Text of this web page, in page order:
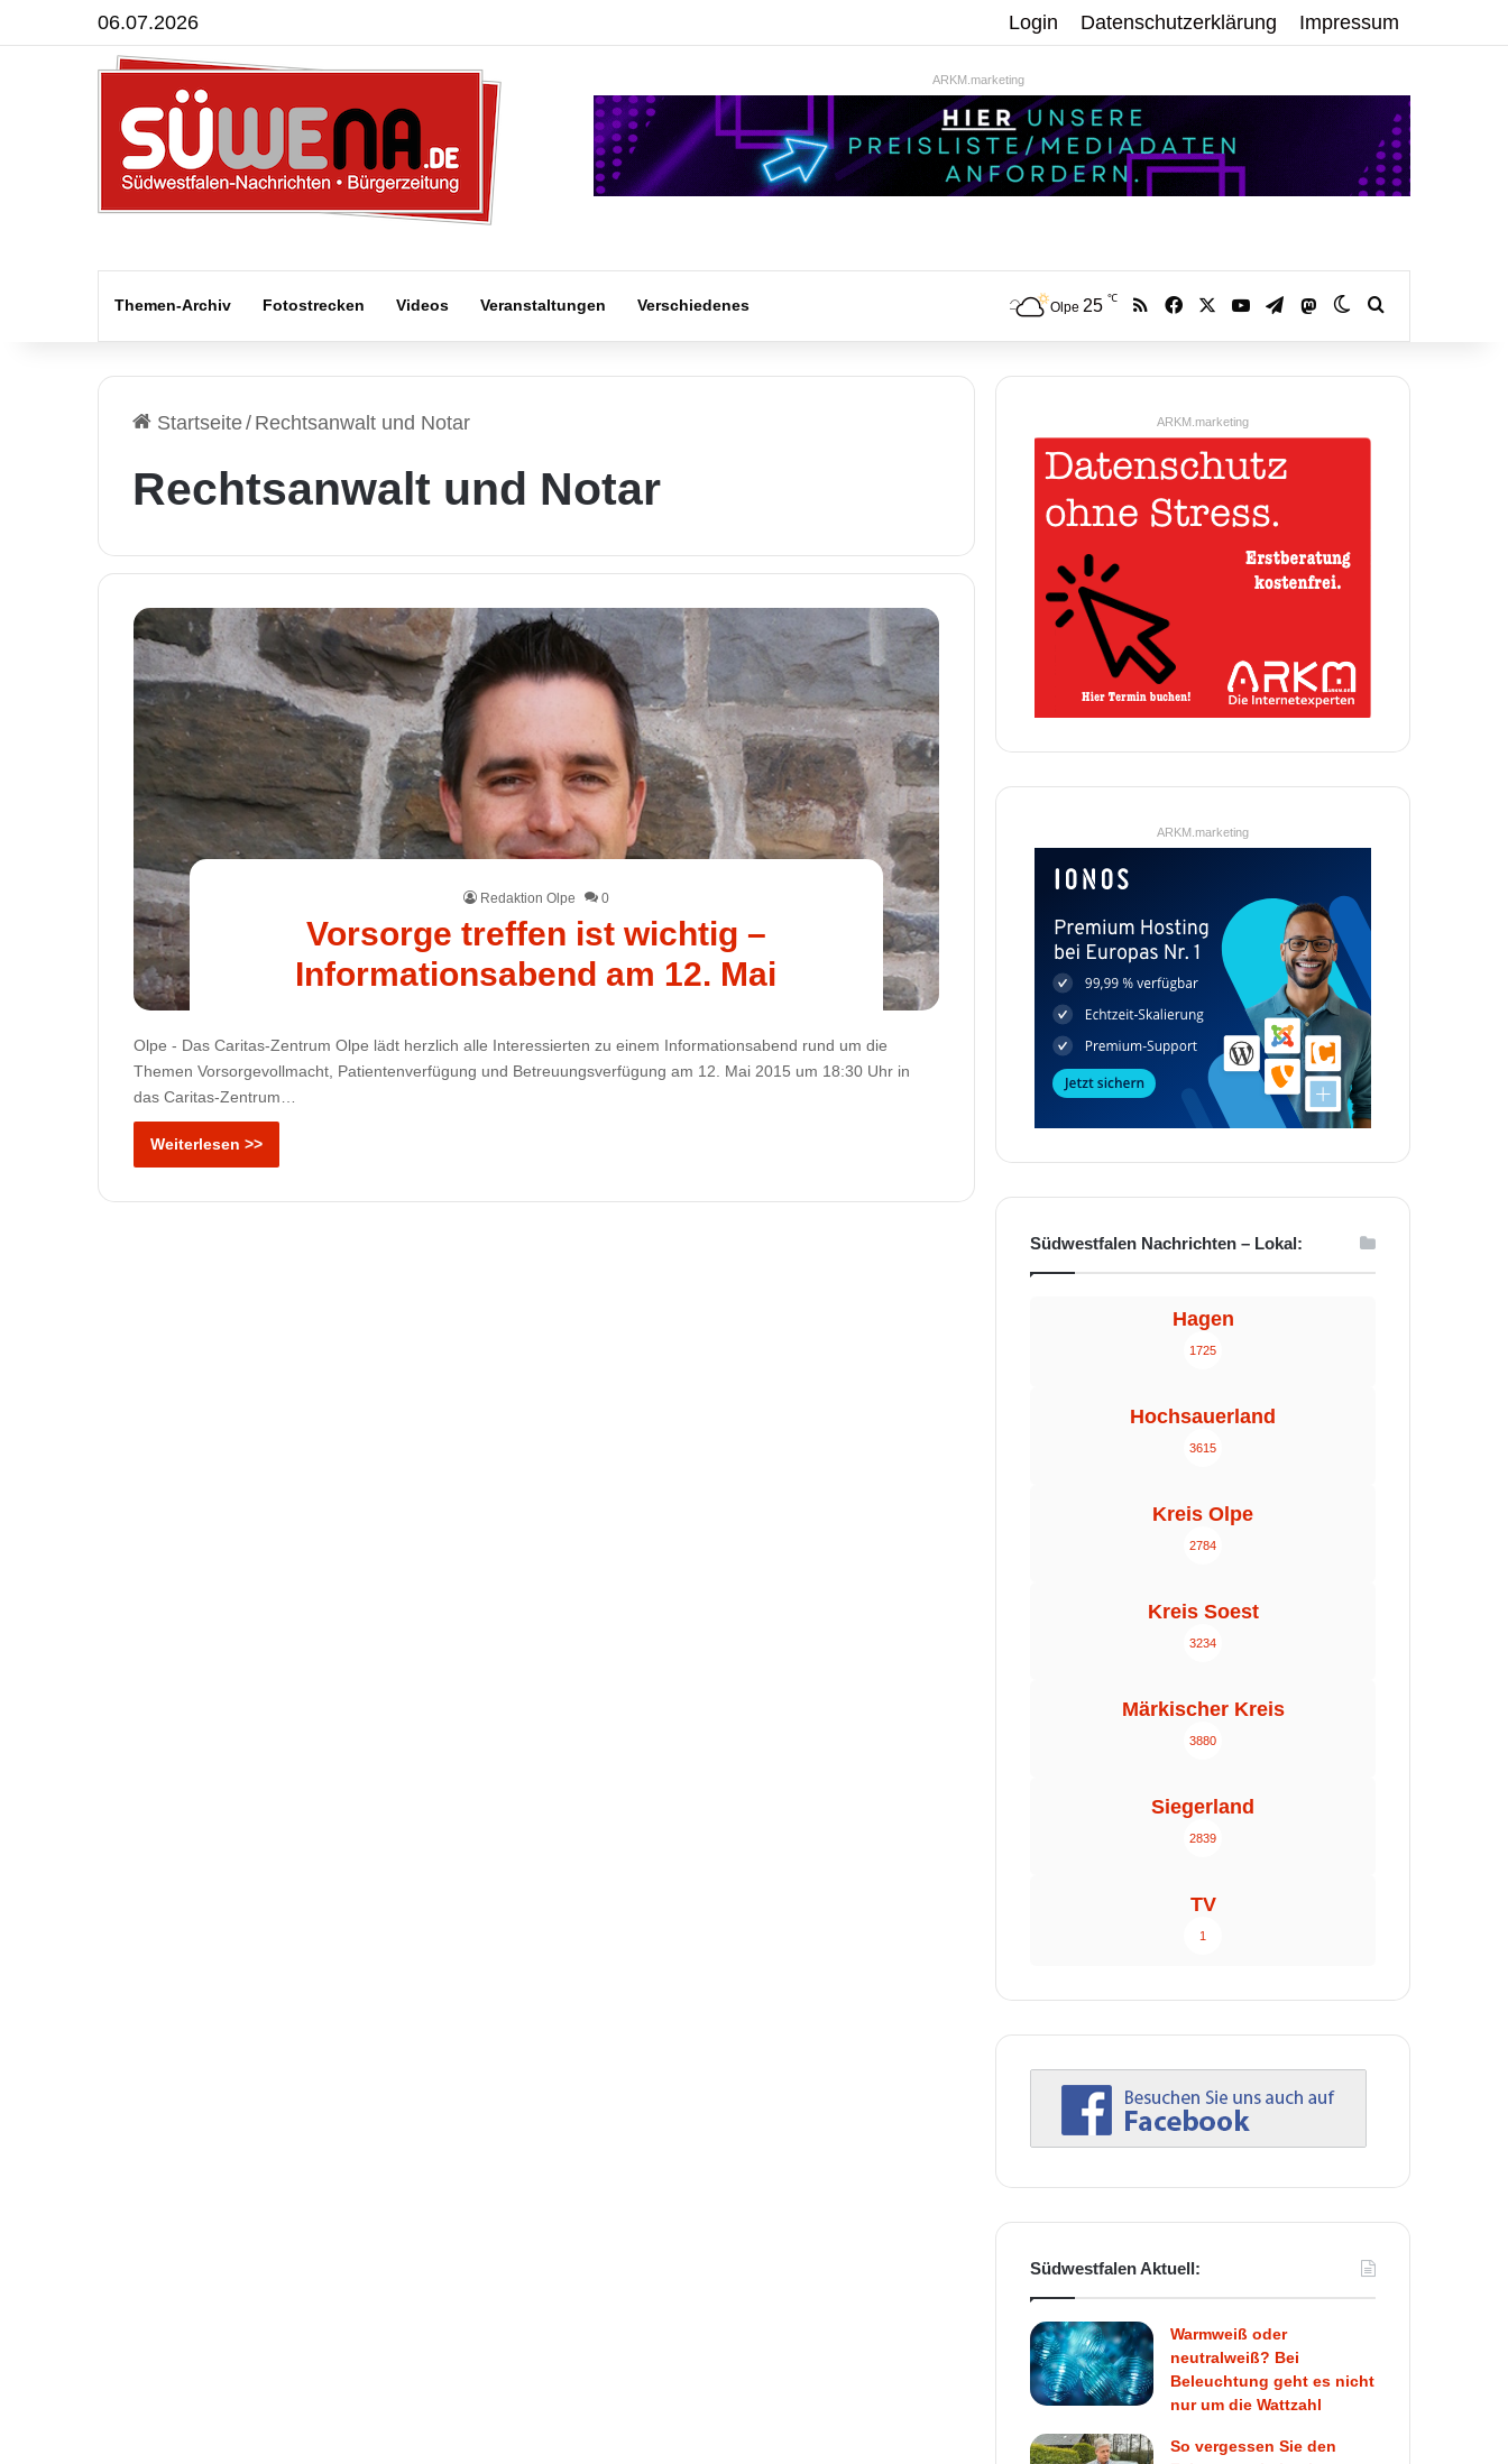
06.07.2026 Login Datenschutzerklärung Impressum
ARKM.marketing
Themen-Archiv Fotostrecken Videos Veranstaltungen Verschiedenes Olpe 25 ℃ RSS Facebook YouTubeTelegramMastodonSkin umschalten
Startseite/ Rechtsanwalt und Notar
Rechtsanwalt und Notar
Redaktion Olpe 0
Vorsorge treffen ist wichtig –
Informationsabend am 12. Mai
Olpe - Das Caritas-Zentrum Olpe lädt herzlich alle Interessierten zu einem Informationsabend rund um die
Themen Vorsorgevollmacht, Patientenverfügung und Betreuungsverfügung am 12. Mai 2015 um 18:30 Uhr in
das Caritas-Zentrum…
Weiterlesen >>
ARKM.marketing
ARKM.marketing
Südwestfalen Nachrichten – Lokal:
Hagen
1725
Hochsauerland
3615
Kreis Olpe
2784
Kreis Soest
3234
Märkischer Kreis
3880
Siegerland
2839
TV
1
Südwestfalen Aktuell:
Warmweiß oder
neutralweiß? Bei
Beleuchtung geht es nicht
nur um die Wattzahl
So vergessen Sie den